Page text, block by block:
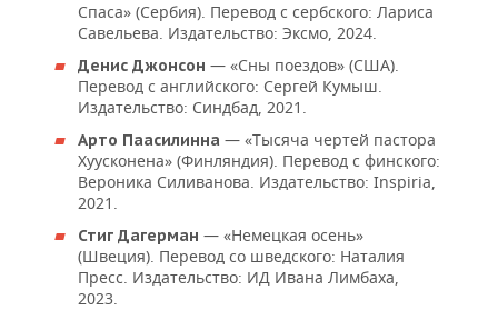
Спаса» (Сербия). Перевод с сербского: Лариса
Савельева. Издательство: Эксмо, 2024.
Денис Джонсон — «Сны поездов» (США).
Перевод с английского: Сергей Кумыш.
Издательство: Синдбад, 2021.
Арто Паасилинна — «Тысяча чертей пастора
Хуусконена» (Финляндия). Перевод с финского:
Вероника Силиванова. Издательство: Inspiria,
2021.
Стиг Дагерман — «Немецкая осень»
(Швеция). Перевод со шведского: Наталия
Пресс. Издательство: ИД Ивана Лимбаха,
2023.